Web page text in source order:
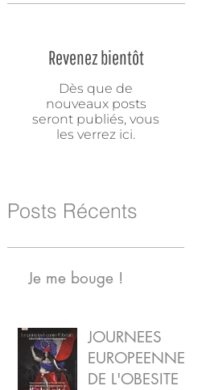
Revenez bientôt
Dès que de
nouveaux posts
seront publiés, vous
les verrez ici.
Posts Récents
Je me bouge !
JOURNEES
EUROPEENNES
DE L'OBESITE